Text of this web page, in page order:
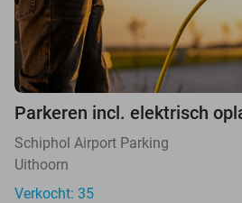
Parkeren incl. elektrisch
Schiphol Airport Parking
Uithoorn
Verkocht: 35